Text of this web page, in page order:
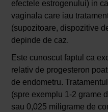
efectele estrogenului) in
vaginala care iau
(supozitoare, dispozitive
depinde de caz.
Este cunoscut faptul ca
relativ de progesteron
de endometru.
(spre exemplu 1-2 grame
sau 0,025 miligrame de